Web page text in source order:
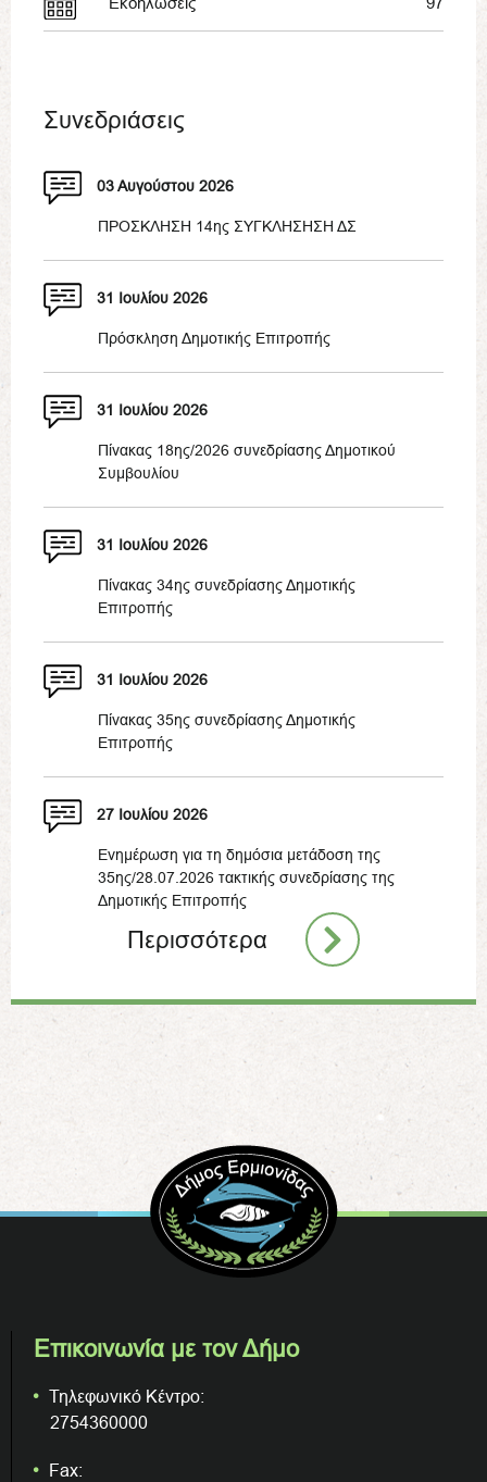
Συνεδριάσεις
03 Αυγούστου 2026
ΠΡΟΣΚΛΗΣΗ 14ης ΣΥΓΚΛΗΣΗΣΗ ΔΣ
31 Ιουλίου 2026
Πρόσκληση Δημοτικής Επιτροπής
31 Ιουλίου 2026
Πίνακας 18ης/2026 συνεδρίασης Δημοτικού
Συμβουλίου
31 Ιουλίου 2026
Πίνακας 34ης συνεδρίασης Δημοτικής
Επιτροπής
31 Ιουλίου 2026
Πίνακας 35ης συνεδρίασης Δημοτικής
Επιτροπής
27 Ιουλίου 2026
Ενημέρωση για τη δημόσια μετάδοση της
35ης/28.07.2026 τακτικής συνεδρίασης της
Δημοτικής Επιτροπής
Περισσότερα
Επικοινωνία με τον Δήμο
Τηλεφωνικό Κέντρο:
2754360000
Fax: